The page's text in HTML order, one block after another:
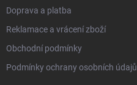
Doprava a platba
Reklamace a vrácení zboží
Obchodní podmínky
Podmínky ochrany osobních údajů